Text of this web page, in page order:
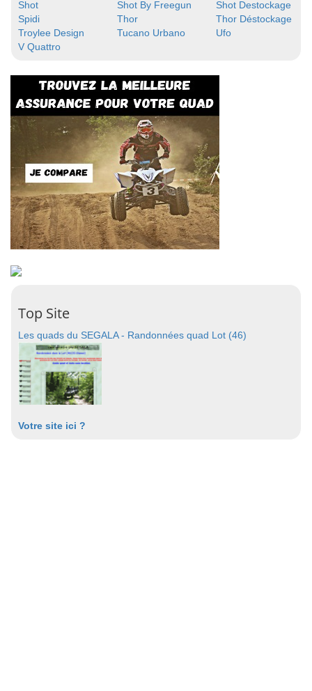
Shot Shot By Freegun
Shot Destockage
Spidi
Thor
Thor Déstockage
Troylee Design
Tucano Urbano
Ufo
V Quattro
Top Site
Les quads du SEGALA - Randonnées quad Lot (46)
Votre site ici ?